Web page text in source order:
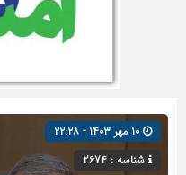
شناسه : 2674